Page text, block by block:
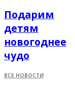
Подарим
детям
новогоднее
чудо
ВСЕ НОВОСТИ